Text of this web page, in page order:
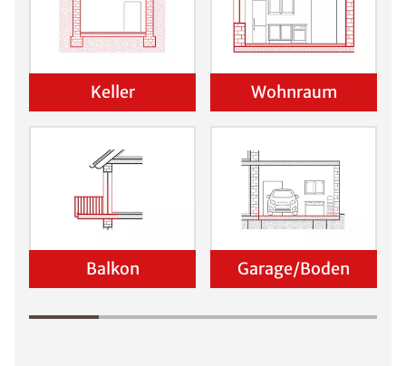
Keller Wohnraum
Balkon Garage/Boden